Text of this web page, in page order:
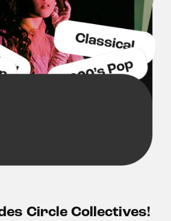
Circle Collectives!